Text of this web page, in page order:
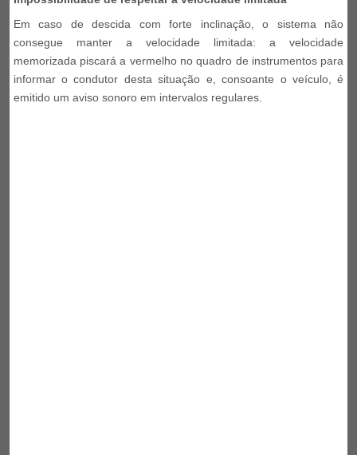
Em caso de descida com forte inclinação, o sistema não
consegue manter a velocidade limitada: a velocidade
memorizada piscará a vermelho no quadro de instrumentos para
informar o condutor desta situação e, consoante o veículo, é
emitido um aviso sonoro em intervalos regulares.